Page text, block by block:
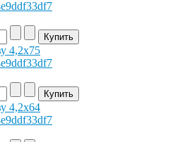
4,2x75
4,2x64